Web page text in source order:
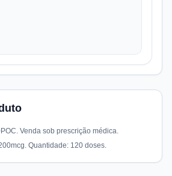
Venda sob prescrição médica.
Quantidade: 120 doses.